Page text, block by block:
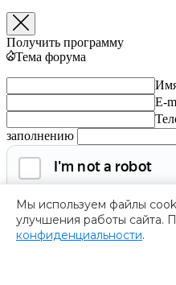
Мы используем файлы
улучшения работы сайта.
конфиденциальности.
Получить программу
Тема форума
E-
заполнению